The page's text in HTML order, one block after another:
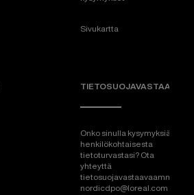
Sivukartta
TIETOSUOJAVASTAAVA
Onko sinulla kysymyksiä
henkilökohtaisesta
tietoturvastasi? Ota
yhteyttä
tietosuojavastaavaamme:
nordicdpo@loreal.com &